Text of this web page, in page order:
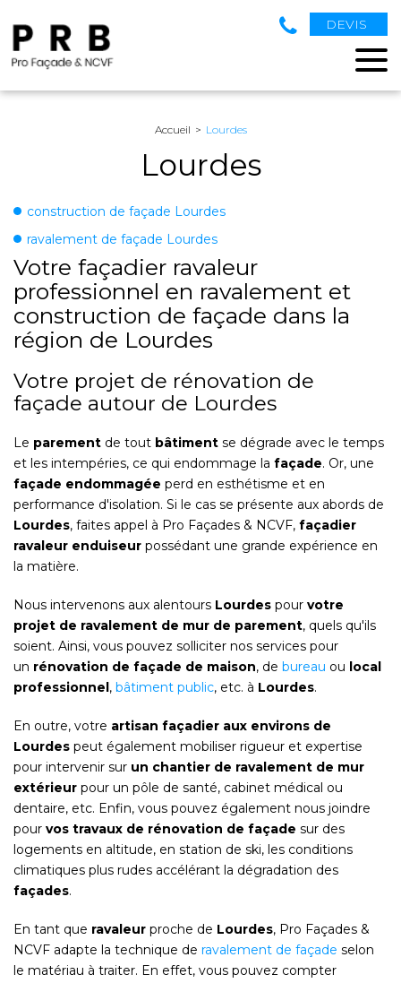
DEVIS
Accueil Lourdes
Lourdes
construction de façade Lourdes
ravalement de façade Lourdes
Votre façadier ravaleur
professionnel en ravalement et
construction de façade dans la
région de Lourdes
Votre projet de rénovation de
façade autour de Lourdes
Le parement de tout bâtiment se dégrade avec le temps
et les intempéries, ce qui endommage la façade. Or, une
façade endommagée perd en esthétisme et en
performance d'isolation. Si le cas se présente aux abords de
Lourdes, faites appel à Pro Façades & NCVF, façadier
ravaleur enduiseur possédant une grande expérience en
la matière.
Nous intervenons aux alentours Lourdes pour votre
projet de ravalement de mur de parement, quels qu'ils
soient. Ainsi, vous pouvez solliciter nos services pour
un rénovation de façade de maison, de bureau ou local
professionnel, bâtiment public, etc. à Lourdes.
En outre, votre artisan façadier aux environs de
Lourdes peut également mobiliser rigueur et expertise
pour intervenir sur un chantier de ravalement de mur
extérieur pour un pôle de santé, cabinet médical ou
dentaire, etc. Enfin, vous pouvez également nous joindre
pour vos travaux de rénovation de façade sur des
logements en altitude, en station de ski, les conditions
climatiques plus rudes accélérant la dégradation des
façades.
En tant que ravaleur proche de Lourdes, Pro Façades &
NCVF adapte la technique de ravalement de façade selon
le matériau à traiter. En effet, vous pouvez compter